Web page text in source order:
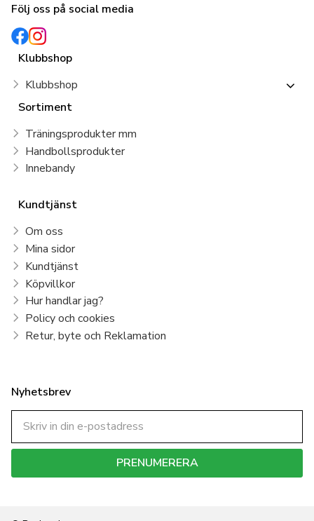
Följ oss på social media
Klubbshop
Klubbshop
Sortiment
Träningsprodukter mm
Handbollsprodukter
Innebandy
Kundtjänst
Om oss
Mina sidor
Kundtjänst
Köpvillkor
Hur handlar jag?
Policy och cookies
Retur, byte och Reklamation
Nyhetsbrev
PRENUMERERA